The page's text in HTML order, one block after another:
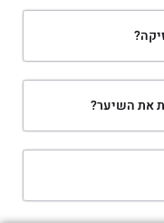
את השיער?